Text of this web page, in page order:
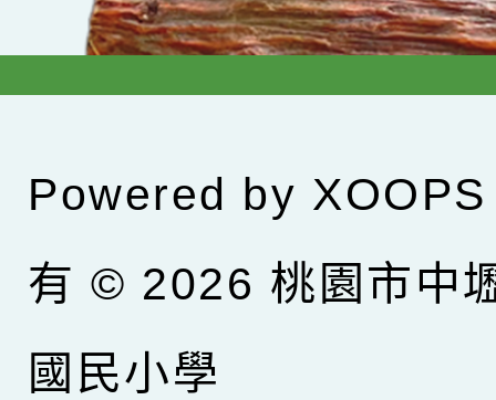
Powered by XOOPS
有 © 2026 桃園市中
國民小學